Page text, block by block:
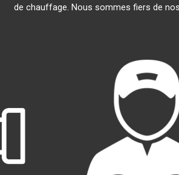
de chauffage. Nous sommes fiers de